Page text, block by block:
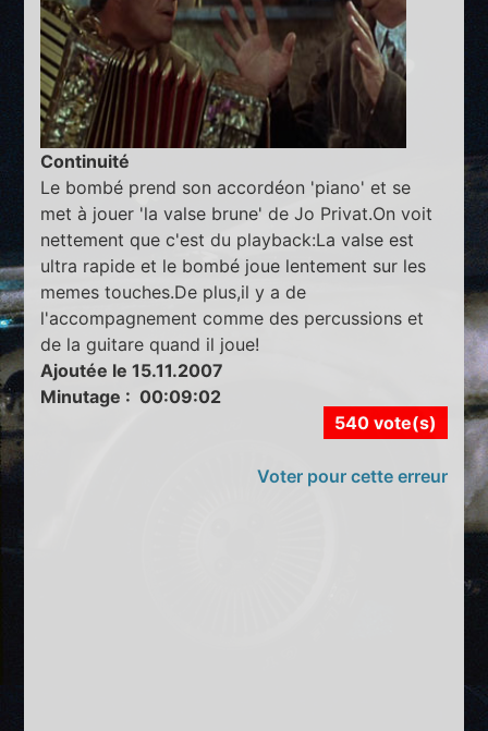
Continuité
Le bombé prend son accordéon 'piano' et se
met à jouer 'la valse brune' de Jo Privat.On voit
nettement que c'est du playback:La valse est
ultra rapide et le bombé joue lentement sur les
memes touches.De plus,il y a de
l'accompagnement comme des percussions et
de la guitare quand il joue!
Ajoutée le 15.11.2007
Minutage : 00:09:02
540 vote(s)
Voter pour cette erreur